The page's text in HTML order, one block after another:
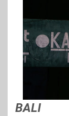
BALI